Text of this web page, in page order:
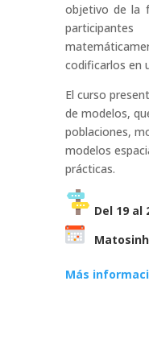
objetivo de la
codificarlos en
El curso
de modelos,
poblaciones,
modelos
prácticas.
Del 19 al
Más